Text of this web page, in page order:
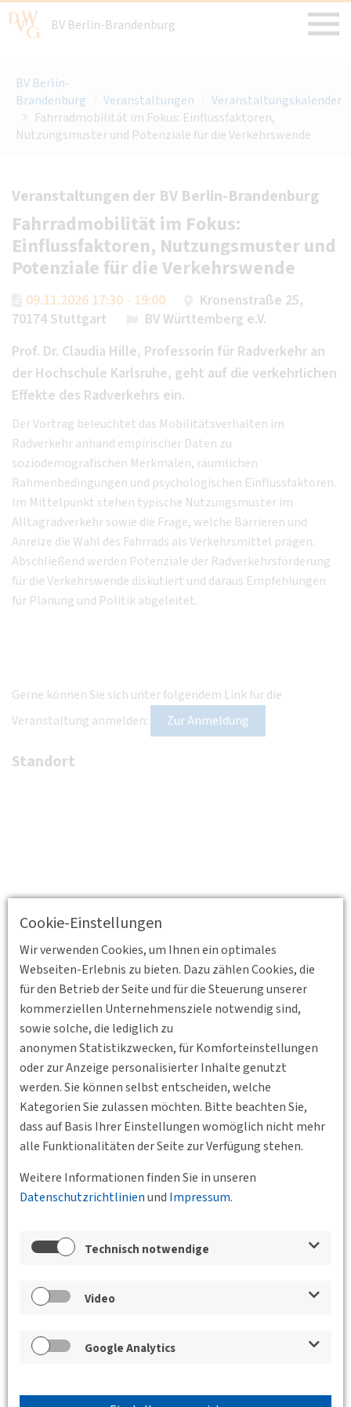
Cookie-Einstellungen
Wir verwenden Cookies, um Ihnen ein optimales
Webseiten-Erlebnis zu bieten. Dazu zählen Cookies, die
für den Betrieb der Seite und für die Steuerung unserer
kommerziellen Unternehmensziele notwendig sind,
sowie solche, die lediglich zu
anonymen Statistikzwecken, für Komforteinstellungen
oder zur Anzeige personalisierter Inhalte genutzt
werden. Sie können selbst entscheiden, welche
Kategorien Sie zulassen möchten. Bitte beachten Sie,
dass auf Basis Ihrer Einstellungen womöglich nicht mehr
alle Funktionalitäten der Seite zur Verfügung stehen.
Weitere Informationen finden Sie in unseren
Datenschutzrichtlinienund Impressum.
Technisch notwendige
Video
Google Analytics
BV Berlin-Brandenburg
BV Berlin-
Brandenburg
Veranstaltungen
Veranstaltungskalender
Fahrradmobilität im Fokus: Einflussfaktoren,
Nutzungsmuster und Potenziale für die Verkehrswende
Veranstaltungen der BV Berlin-Brandenburg
Fahrradmobilität im Fokus:
Einflussfaktoren, Nutzungsmuster und
Potenziale für die Verkehrswende
09.11.2026 17:30 - 19:00
Kronenstraße 25,
70174 Stuttgart
BV Württemberg e.V.
Prof. Dr. Claudia Hille, Professorin für Radverkehr an
der Hochschule Karlsruhe, geht auf die verkehrlichen
Effekte des Radverkehrs ein.
Der Vortrag beleuchtet das Mobilitätsverhalten im
Radverkehr anhand empirischer Daten zu
soziodemografischen Merkmalen, räumlichen
Rahmenbedingungen und psychologischen Einflussfaktoren.
Im Mittelpunkt stehen typische Nutzungsmuster im
Alltagradverkehr sowie die Frage, welche Barrieren und
Anreize die Wahl des Fahrrads als Verkehrsmittel prägen.
Abschließend werden Potenziale der Radverkehrsförderung
für die Verkehrswende diskutiert und daraus Empfehlungen
für Planung und Politik abgeleitet.
Gerne können Sie sich unter folgendem Link für die
Veranstaltung anmelden:
Zur Anmeldung
Standort
Zurück
der BVs und des Jungen Forums
Fahrradmobilität im Fokus:
Einflussfaktoren, Nutzungsmuster und
Potenziale für die Verkehrswende
09.11.2026 17:30 - 19:00
70174 Stuttgart
BV Württemberg e.V.